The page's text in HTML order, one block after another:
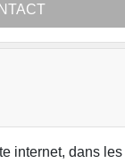
internet, dans